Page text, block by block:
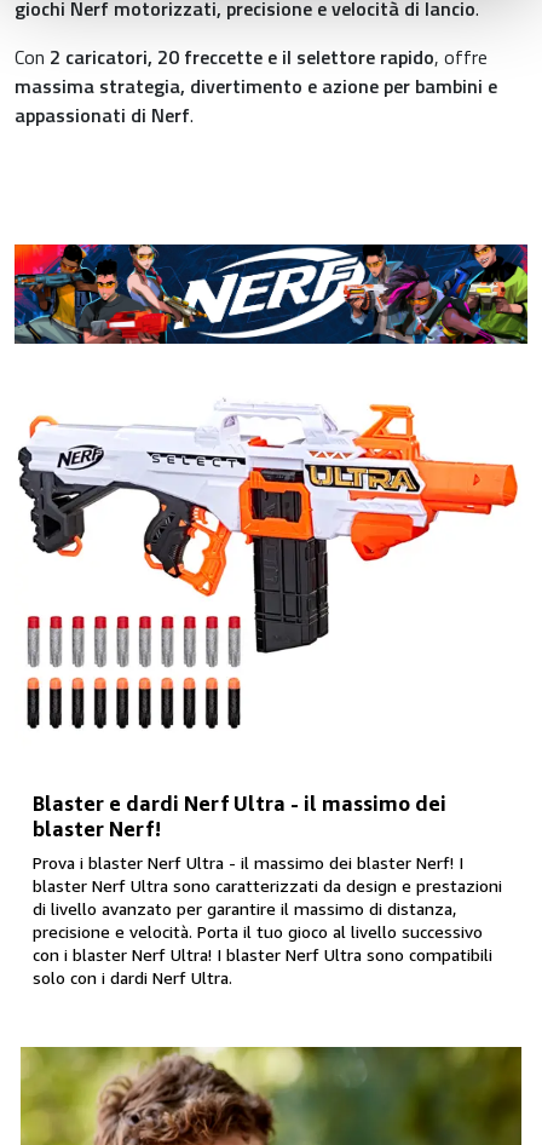
raccolto dal suo utilizzo dei loro servizi.
giochi Nerf motorizzati, precisione e velocità di lancio.
Con 2 caricatori, 20 freccette e il selettore rapido, offre
massima strategia, divertimento e azione per bambini e
appassionati di Nerf.
Blaster e dardi Nerf Ultra - il massimo dei
blaster Nerf!
Prova i blaster Nerf Ultra - il massimo dei blaster Nerf! I
blaster Nerf Ultra sono caratterizzati da design e prestazioni
di livello avanzato per garantire il massimo di distanza,
precisione e velocità. Porta il tuo gioco al livello successivo
con i blaster Nerf Ultra! I blaster Nerf Ultra sono compatibili
solo con i dardi Nerf Ultra.